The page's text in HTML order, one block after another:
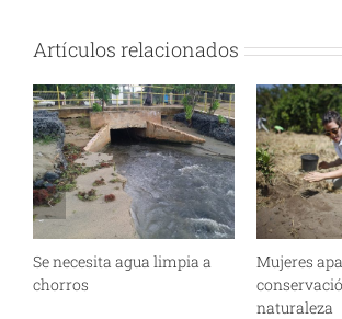
Artículos relacionados
Se necesita agua limpia a
chorros
Mujeres
naturaleza